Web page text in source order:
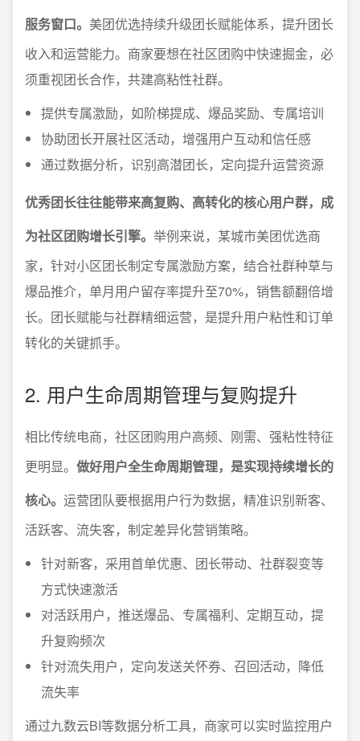
服务窗口。 美团优选持续升级团长赋能体系，提升团长
收入和运营能力。商家要想在社区团购中快速掘金，必
须重视团长合作，共建高粘性社群。
提供专属激励，如阶梯提成、爆品奖励、专属培训
协助团长开展社区活动，增强用户互动和信任感
通过数据分析，识别高潜团长，定向提升运营资源
优秀团长往往能带来高复购、高转化的核心用户群，成
为社区团购增长引擎。 举例来说，某城市美团优选商
家，针对小区团长制定专属激励方案，结合社群种草与
爆品推介，单月用户留存率提升至70%，销售额翻倍增
长。团长赋能与社群精细运营，是提升用户粘性和订单
转化的关键抓手。
2. 用户生命周期管理与复购提升
相比传统电商，社区团购用户高频、刚需、强粘性特征
更明显。 做好用户全生命周期管理，是实现持续增长的
核心。 运营团队要根据用户行为数据，精准识别新客、
活跃客、流失客，制定差异化营销策略。
针对新客，采用首单优惠、团长带动、社群裂变等
方式快速激活
对活跃用户，推送爆品、专属福利、定期互动，提
升复购频次
针对流失用户，定向发送关怀券、召回活动，降低
流失率
通过九数云BI等数据分析工具，商家可以实时监控用户